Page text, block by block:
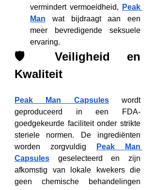
vermindert vermoeidheid,
Peak
Man wat bijdraagt aan een
meer bevredigende seksuele
ervaring.
🛡️ Veiligheid en
Kwaliteit
Peak Man Capsules wordt
geproduceerd in een FDA-
goedgekeurde faciliteit onder strikte
steriele normen. De ingrediënten
worden zorgvuldig
Peak Man
Capsules geselecteerd en zijn
afkomstig van lokale kwekers die
geen chemische behandelingen